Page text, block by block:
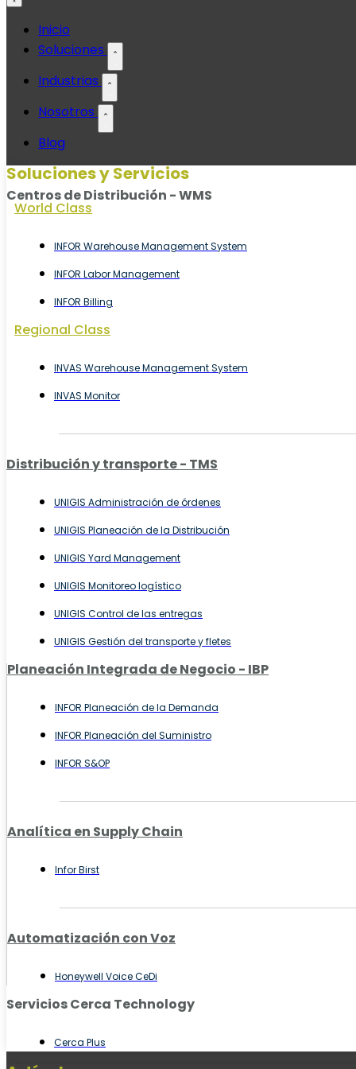
contenido
Inicio
Soluciones
Industrias
Nosotros
Blog
Soluciones y Servicios
Centros de Distribución - WMS
World Class
INFOR Warehouse Management System
INFOR Labor Management
INFOR Billing
Regional Class
INVAS Warehouse Management System
INVAS Monitor
Distribución y transporte - TMS
UNIGIS Administración de órdenes
UNIGIS Planeación de la Distribución
UNIGIS Yard Management
UNIGIS Monitoreo logístico
UNIGIS Control de las entregas
UNIGIS Gestión del transporte y fletes
Planeación Integrada de Negocio - IBP
INFOR Planeación de la Demanda
INFOR Planeación del Suministro
INFOR S&OP
Analítica en Supply Chain
Infor Birst
Automatización con Voz
Honeywell Voice CeDi
Servicios Cerca Technology
Cerca Plus